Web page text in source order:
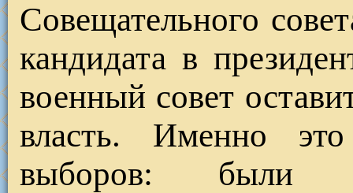
Совещательного
кандидата в
военный совет
власть. Именно
выборов: были